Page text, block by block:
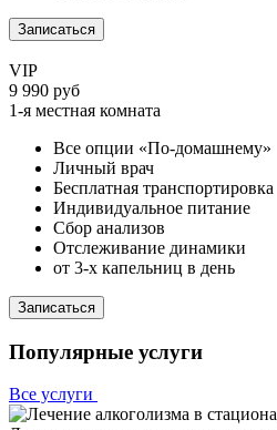
Записаться
VIP
9 990 руб
1-я местная комната
Все опции «По-домашнему»
Личный врач
Бесплатная транспортировка
Индивидуальное питание
Сбор анализов
Отслеживание динамики
от 3-х капельниц в день
Записаться
Популярные услуги
Все услуги